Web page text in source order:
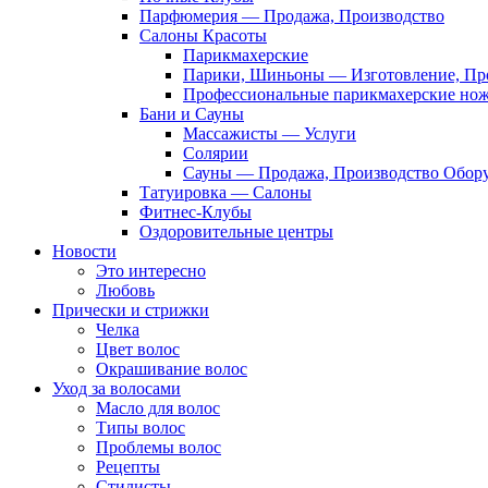
Парфюмерия — Продажа, Производство
Салоны Красоты
Парикмахерские
Парики, Шиньоны — Изготовление,
Профессиональные парикмахерские
Бани и Сауны
Массажисты — Услуги
Солярии
Сауны — Продажа, Производство
Татуировка — Салоны
Фитнес-Клубы
Оздоровительные центры
Новости
Это интересно
Любовь
Прически и стрижки
Челка
Цвет волос
Окрашивание волос
Уход за волосами
Масло для волос
Типы волос
Проблемы волос
Рецепты